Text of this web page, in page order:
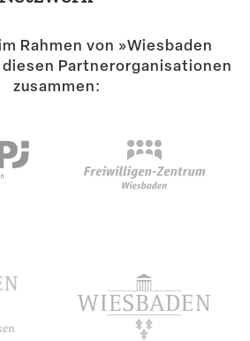
Rahmen von »Wiesbaden
Partner­or­ga­ni­sa­tionen
zusammen: